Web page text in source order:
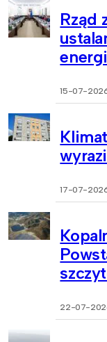
Rząd
15-07-
17-07-
22-07-